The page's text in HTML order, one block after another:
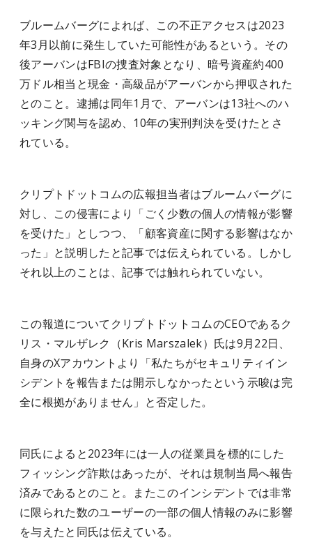
ブルームバーグによれば、この不正アクセスは2023
年3月以前に発生していた可能性があるという。その
後アーバンはFBIの捜査対象となり、暗号資産約400
万ドル相当と現金・高級品がアーバンから押収された
とのこと。逮捕は同年1月で、アーバンは13社へのハ
ッキング関与を認め、10年の実刑判決を受けたとさ
れている。
クリプトドットコムの広報担当者はブルームバーグに
対し、この侵害により「ごく少数の個人の情報が影響
を受けた」としつつ、「顧客資産に関する影響はなか
った」と説明したと記事では伝えられている。しかし
それ以上のことは、記事では触れられていない。
この報道についてクリプトドットコムのCEOであるク
リス・マルザレク（Kris Marszalek）氏は9月22日、
自身のXアカウントより「私たちがセキュリティイン
シデントを報告または開示しなかったという示唆は完
全に根拠がありません」と否定した。
同氏によると2023年には一人の従業員を標的にした
フィッシング詐欺はあったが、それは規制当局へ報告
済みであるとのこと。またこのインシデントでは非常
に限られた数のユーザーの一部の個人情報のみに影響
を与えたと同氏は伝えている。